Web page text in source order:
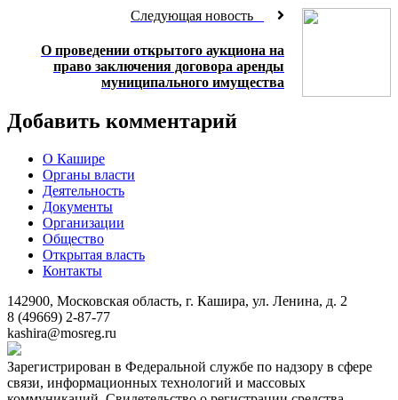
Следующая новость
О проведении открытого аукциона на
право заключения договора аренды
муниципального имущества
Добавить комментарий
О Кашире
Органы власти
Деятельность
Документы
Организации
Общество
Открытая власть
Контакты
142900, Московская область, г. Кашира, ул. Ленина, д. 2
8 (49669) 2-87-77
kashira@mosreg.ru
Зарегистрирован в Федеральной службе по надзору в сфере
связи, информационных технологий и массовых